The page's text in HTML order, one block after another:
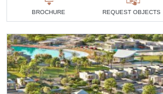
BROCHURE REQUEST OBJECTS